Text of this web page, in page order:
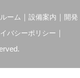
ーム ｜ 設備案内 ｜ 開
バシーポリシー ｜